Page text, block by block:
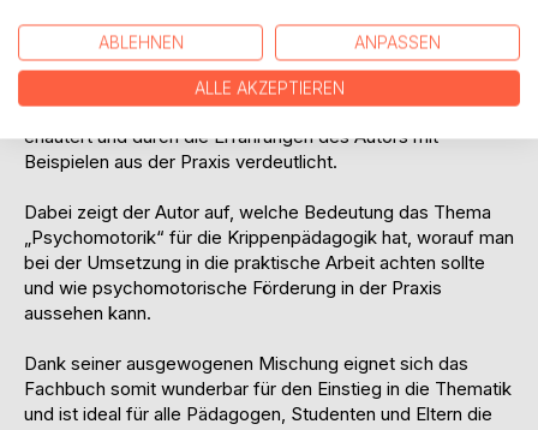
Die Grundlagen der Psychomotorik im allgemeinen, sowie
die spezielle Bedeutung von Bewegung und Wahrnehmung
innerhalb der Psychomotorik werden in diesem Fachbuch
auf wissenschaftlich-theoretischer Basis leicht verständlich
erläutert und durch die Erfahrungen des Autors mit
Beispielen aus der Praxis verdeutlicht.
Dabei zeigt der Autor auf, welche Bedeutung das Thema
„Psychomotorik“ für die Krippenpädagogik hat, worauf man
bei der Umsetzung in die praktische Arbeit achten sollte
und wie psychomotorische Förderung in der Praxis
aussehen kann.
Dank seiner ausgewogenen Mischung eignet sich das
Fachbuch somit wunderbar für den Einstieg in die Thematik
und ist ideal für alle Pädagogen, Studenten und Eltern die
ABLEHNEN ANPASSEN
ALLE AKZEPTIEREN